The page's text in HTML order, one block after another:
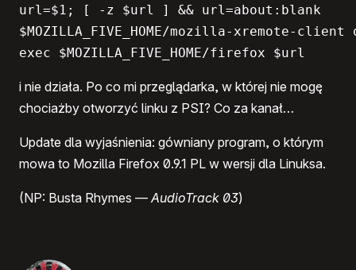
url=$1; [ -z $url ] && url=about:blank
$MOZILLA_FIVE_HOME/mozilla-xremote-
exec $MOZILLA_FIVE_HOME/firefox $url
i nie działa. Po co mi przeglądarka, w której nie mogę
chociażby otworzyć linku z PSI? Co za kanał…
Update dla wyjaśnienia: gówniany program, o którym
mowa to Mozilla Firefox 0.9.1 PL w wersji dla Linuksa.
(NP: Busta Rhymes —AudioTrack 03)